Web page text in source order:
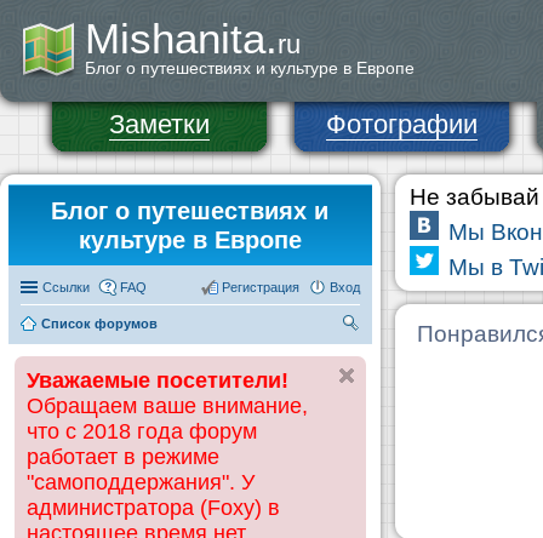
Mishanita.ru
Блог о путешествиях и культуре в Европе
Заметки Фотографии
Блог о путешествиях и
культуре в Европе
Ссылки FAQ Вход
Регистрация
Список форумов
ск
Уважаемые посетители!
Обращаем ваше внимание,
что с 2018 года форум
работает в режиме
"самоподдержания". У
администратора (Foxy) в
настоящее время нет
Не забывай
Мы
Мы в